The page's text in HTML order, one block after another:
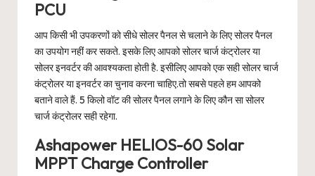
PCU
आप किसी भी उपकरणों को सीधे सोलर पैनल से चलाने के लिए सोलर पैनल
का उपयोग नहीं कर सकते. इसके लिए आपको सोलर चार्ज कंट्रोलर या
सोलर इनवर्टर की आवश्यकता होती है. इसीलिए आपको एक सही सोलर चार्ज
कंट्रोलर या इनवर्टर का चुनाव करना चाहिए.तो सबसे पहले हम आपको
बताने वाले हैं. 5 किलो वॉट की सोलर पैनल लगाने के लिए कौन सा सोलर
चार्ज कंट्रोलर सही रहेगा.
Ashapower HELIOS-60 Solar
MPPT Charge Controller